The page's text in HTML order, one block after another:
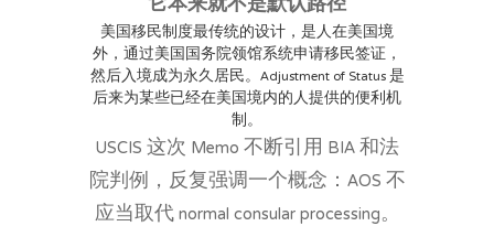
美国移民制度最传统的设计，是人在美国境
外，通过美国国务院领馆系统申请移民签证，
然后入境成为永久居民。Adjustment of Status 是
后来为某些已经在美国境内的人提供的便利机
制。
USCIS 这次 Memo 不断引用 BIA 和法
院判例，反复强调一个概念：AOS 不
应当取代 normal consular processing。